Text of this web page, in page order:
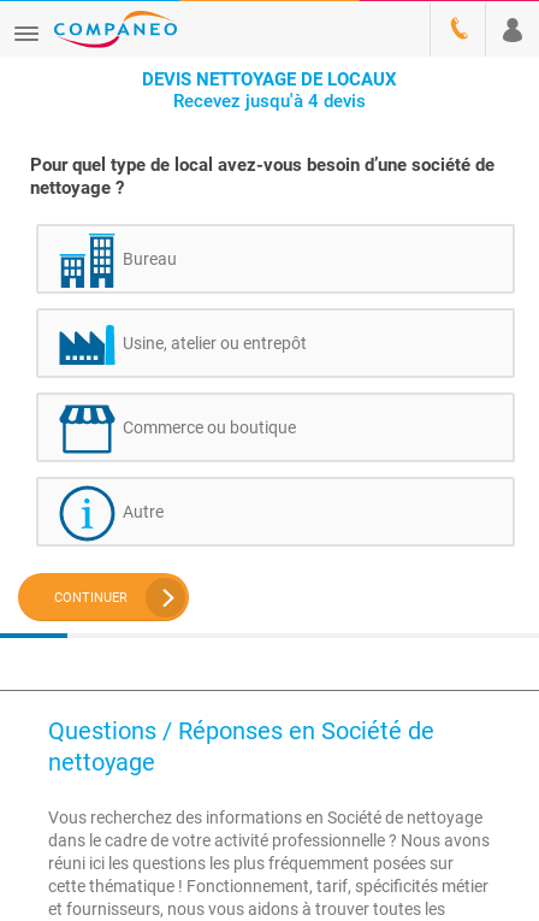
DEVIS NETTOYAGE DE LOCAUX
Recevez jusqu'à 4 devis
Pour quel type de local avez-vous besoin d’une société de
nettoyage ?
Bureau
Usine, atelier ou entrepôt
Commerce ou boutique
Autre
CONTINUER
Questions / Réponses en Société de
nettoyage
Vous recherchez des informations en Société de nettoyage
dans le cadre de votre activité professionnelle ? Nous avons
réuni ici les questions les plus fréquemment posées sur
cette thématique ! Fonctionnement, tarif, spécificités métier
et fournisseurs, nous vous aidons à trouver toutes les